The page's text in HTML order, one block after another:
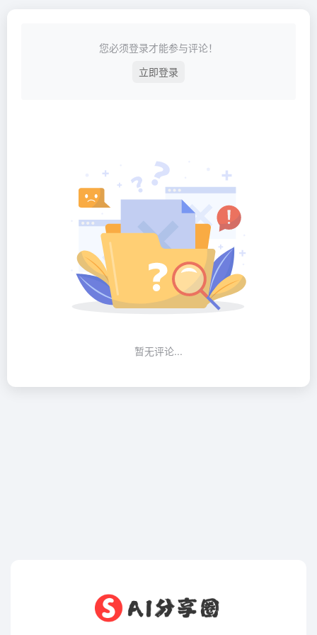
您必须登录才能参与评论！
立即登录
暂无评论...